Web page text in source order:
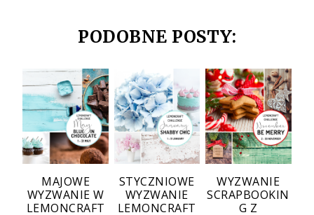
PODOBNE POSTY:
MAJOWE
WYZWANIE W
LEMONCRAFT
STYCZNIOWE
WYZWANIE
LEMONCRAFT
WYZWANIE
SCRAPBOOKIN
G Z